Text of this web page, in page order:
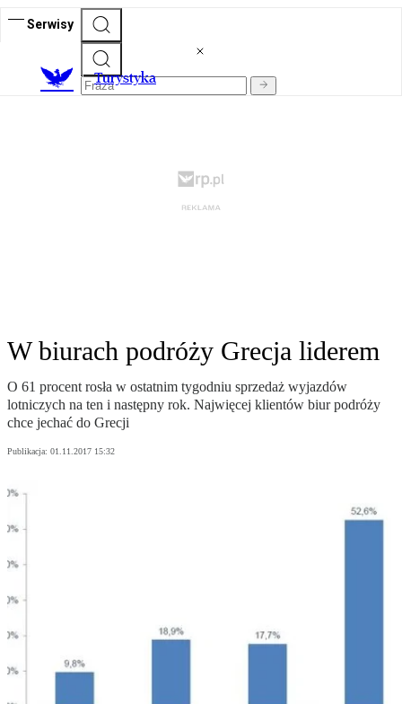
Serwisy
Turystyka
W biurach podróży Grecja liderem
O 61 procent rosła w ostatnim tygodniu sprzedaż wyjazdów
lotniczych na ten i następny rok. Najwięcej klientów biur podróży
chce jechać do Grecji
Publikacja: 01.11.2017 15:32